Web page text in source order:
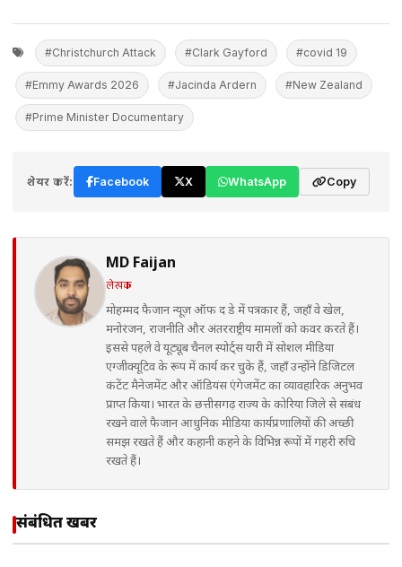
#Christchurch Attack #Clark Gayford #covid 19
#Emmy Awards 2026 #Jacinda Ardern #New Zealand
#Prime Minister Documentary
शेयर करें: Facebook X WhatsApp Copy
MD Faijan
लेखक
मोहम्मद फैजान न्यूज़ ऑफ द डे में पत्रकार हैं, जहाँ वे खेल,
मनोरंजन, राजनीति और अंतरराष्ट्रीय मामलों को कवर करते हैं।
इससे पहले वे यूट्यूब चैनल स्पोर्ट्स यारी में सोशल मीडिया
एग्जीक्यूटिव के रूप में कार्य कर चुके हैं, जहाँ उन्होंने डिजिटल
कंटेंट मैनेजमेंट और ऑडियंस एंगेजमेंट का व्यावहारिक अनुभव
प्राप्त किया। भारत के छत्तीसगढ़ राज्य के कोरिया जिले से संबंध
रखने वाले फैजान आधुनिक मीडिया कार्यप्रणालियों की अच्छी
समझ रखते हैं और कहानी कहने के विभिन्न रूपों में गहरी रुचि
रखते हैं।
संबंधित खबरें